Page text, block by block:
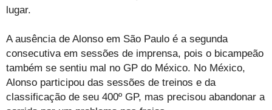
lugar.
A ausência de Alonso em São Paulo é a segunda
consecutiva em sessões de imprensa, pois o bicampeão
também se sentiu mal no GP do México. No México,
Alonso participou das sessões de treinos e da
classificação de seu 400º GP, mas precisou abandonar a